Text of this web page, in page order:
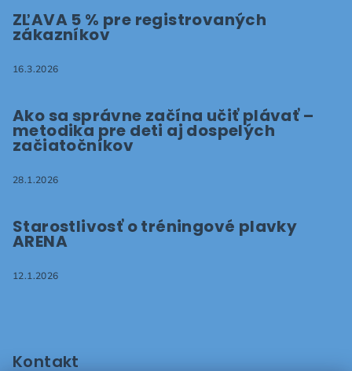
ZĽAVA 5 % pre registrovaných
zákazníkov
16.3.2026
Ako sa správne začína učiť plávať –
metodika pre deti aj dospelých
začiatočníkov
28.1.2026
Starostlivosť o tréningové plavky
ARENA
12.1.2026
Kontakt